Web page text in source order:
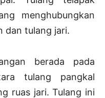
menghubungkan
dan tulang jari.
berada pada
tulang pangkal
ruas jari. Tulang ini